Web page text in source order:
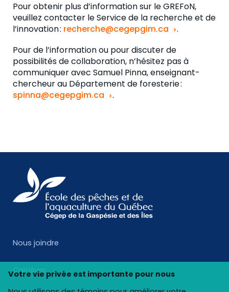
Pour obtenir plus d’information sur le GREFoN,
veuillez contacter le Service de la recherche et de
l’innovation : recherche@cegepgim.ca
.
Pour de l’information ou pour discuter de
possibilités de collaboration, n’hésitez pas à
communiquer avec Samuel Pinna, enseignant-
chercheur au Département de foresterie :
spinna@cegepgim.ca
.
Nous joindre
Carrières
Votre vie privée est importante pour nous